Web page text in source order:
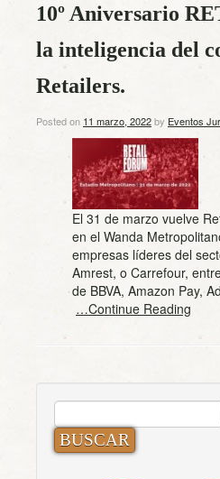
10º Aniversario
la inteligencia del
Retailers.
Posted on 11 marzo, 2022by Eventos
El 31 de marzo vuelve
en el Wanda
empresas líderes del
Amrest, o Carrefour,
de BBVA, Amazon Pay,
…Continue Reading
BUSCAR: